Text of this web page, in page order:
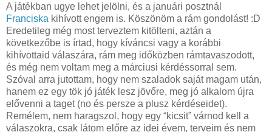
A játékban ugye lehet jelölni, és a januári posztnál
Franciska kihívott engem is. Köszönöm a rám gondolást! :D
Eredetileg még most terveztem kitölteni, aztán a
következőbe is írtad, hogy kíváncsi vagy a korábbi
kihívottaid válaszára, rám meg időközben rámtavaszodott,
és még nem voltam meg a márciusi kérdéssorral sem.
Szóval arra jutottam, hogy nem szaladok saját magam után,
hanem ez egy tök jó játék lesz jövőre, meg jó alkalom újra
elővenni a taget (no és persze a plusz kérdéseidet).
Remélem, nem haragszol, hogy egy “kicsit” várnod kell a
válaszokra, csak látom előre az idei évem, terveim és nem